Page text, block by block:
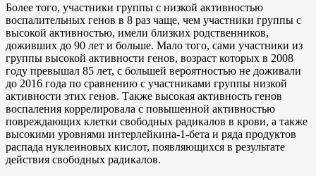
Более того, участники группы с низкой активностью
воспалительных генов в 8 раз чаще, чем участники группы с
высокой активностью, имели близких родственников,
доживших до 90 лет и больше. Мало того, сами участники из
группы высокой активности генов, возраст которых в 2008
году превышал 85 лет, с большей вероятностью не доживали
до 2016 года по сравнению с участниками группы низкой
активности этих генов. Также высокая активность генов
воспаления коррелировала с повышенной активностью
повреждающих клетки свободных радикалов в крови, а также
высокими уровнями интерлейкина-1-бета и ряда продуктов
распада нуклеиновых кислот, появляющихся в результате
действия свободных радикалов.